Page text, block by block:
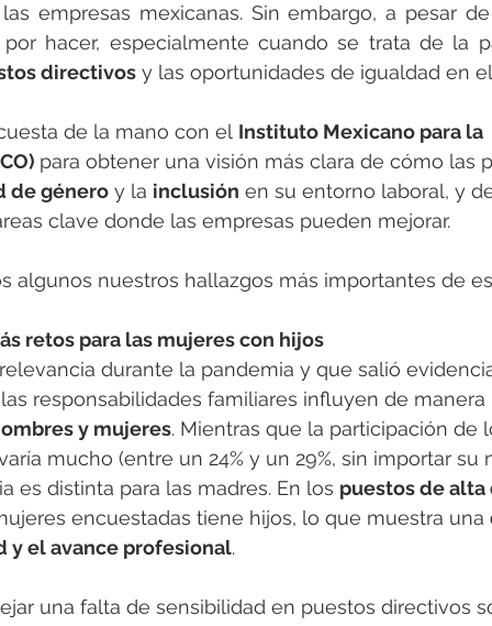
empresas mexicanas. Sin embargo, a pesar
hacer, especialmente cuando se trata de la
directivos y las oportunidades de igualdad en
de la mano con el Instituto Mexicano para la
para obtener una visión más clara de cómo las
de género y la inclusión en su entorno laboral, y
clave donde las empresas pueden mejorar.
algunos nuestros hallazgos más importantes de
retos para las mujeres con hijos
durante la pandemia y que salió
responsabilidades familiares influyen de
y mujeres. Mientras que la participación de
mucho (entre un 24% y un 29%, sin importar su
es distinta para las madres. En los puestos de
encuestadas tiene hijos, lo que muestra una
y el avance profesional.
una falta de sensibilidad en puestos directivos